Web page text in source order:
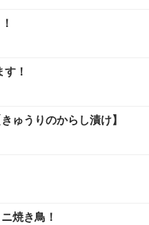
！
ゅうりのからし漬け】
焼き鳥！